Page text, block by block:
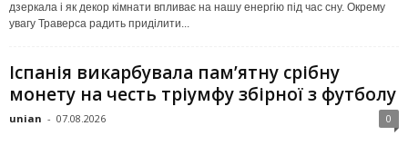
дзеркала і як декор кімнати впливає на нашу енергію під час сну. Окрему
увагу Траверса радить приділити...
Іспанія викарбувала пам’ятну срібну
монету на честь тріумфу збірної з футболу
unian - 07.08.2026 0